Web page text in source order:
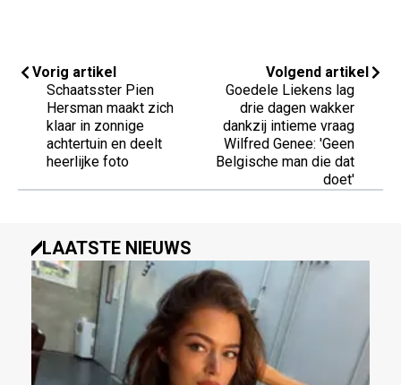
Vorig artikel
Schaatsster Pien
Hersman maakt zich
klaar in zonnige
achtertuin en deelt
heerlijke foto
Volgend artikel
Goedele Liekens lag
drie dagen wakker
dankzij intieme vraag
Wilfred Genee: 'Geen
Belgische man die dat
doet'
LAATSTE NIEUWS